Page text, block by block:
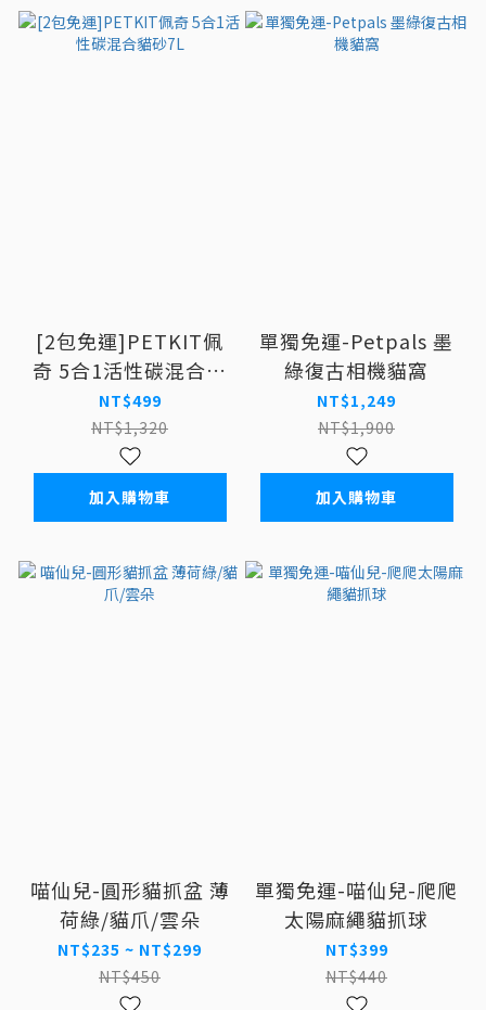
[2包免運]PETKIT佩
奇 5合1活性碳混合貓
砂7L
NT$499
NT$1,320
加入購物車
單獨免運-Petpals 墨
綠復古相機貓窩
NT$1,249
NT$1,900
加入購物車
喵仙兒-圓形貓抓盆 薄
荷綠/貓爪/雲朵
NT$235 ~ NT$299
NT$450
單獨免運-喵仙兒-爬爬
太陽麻繩貓抓球
NT$399
NT$440